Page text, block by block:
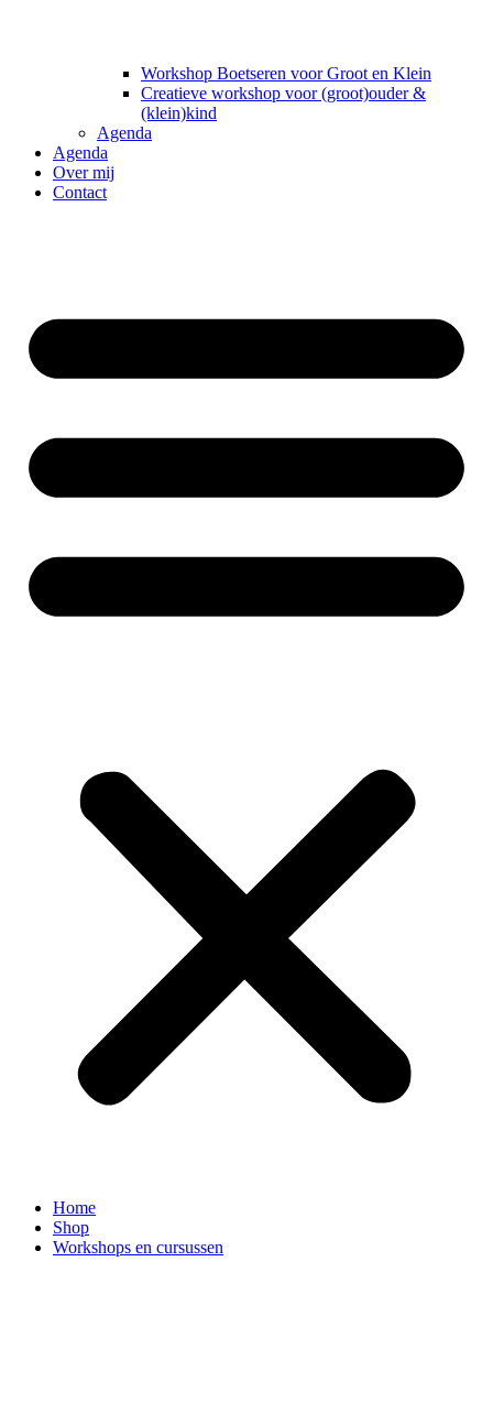
Workshop Boetseren voor Groot en Klein
Creatieve workshop voor (groot)ouder &
(klein)kind
Agenda
Agenda
Over mij
Contact
Home
Shop
Workshops en cursussen